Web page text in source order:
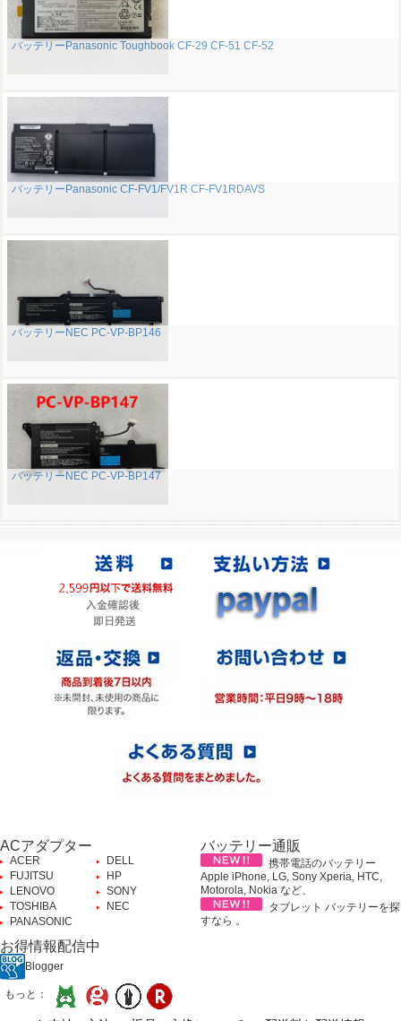
バッテリーPanasonic Toughbook CF-29 CF-51 CF-52
バッテリーPanasonic CF-FV1/FV1R CF-FV1RDAVS
バッテリーNEC PC-VP-BP146
バッテリーNEC PC-VP-BP147
ACアダプター
ACER
DELL
FUJITSU
HP
LENOVO
SONY
TOSHIBA
NEC
PANASONIC
バッテリー通販
携帯電話のバッテリー
Apple iPhone, LG, Sony Xperia, HTC,
Motorola, Nokia など、
タブレット バッテリーを探
すなら 。
お得情報配信中
Blogger
もっと：